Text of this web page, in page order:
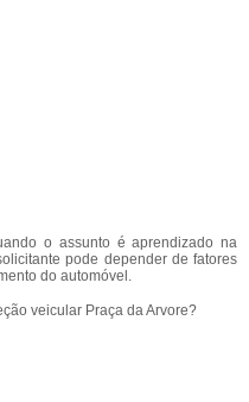
o assunto é aprendizado na
pode depender de fatores
do automóvel.
veicular Praça da Arvore?